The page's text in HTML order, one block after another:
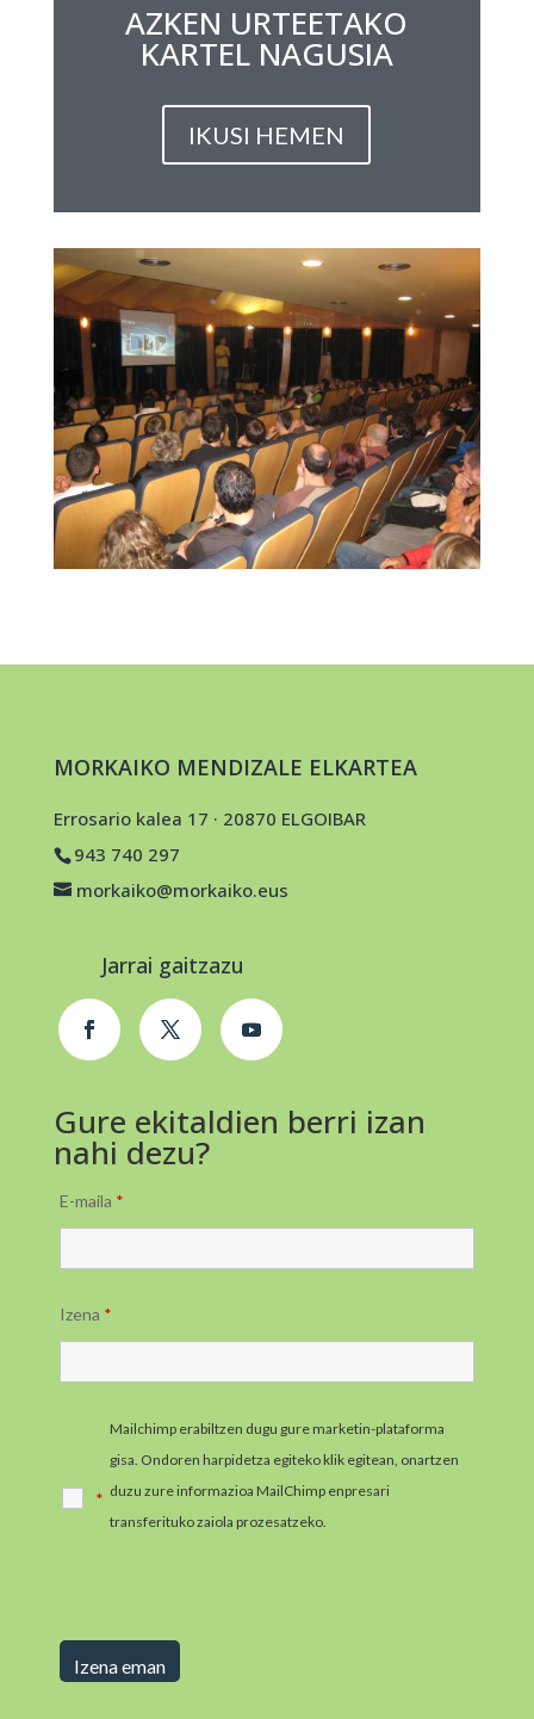
AZKEN URTEETAKO
KARTEL NAGUSIA
IKUSI HEMEN
MORKAIKO MENDIZALE ELKARTEA
Errosario kalea 17 · 20870 ELGOIBAR
943 740 297
morkaiko@morkaiko.eus
Jarrai gaitzazu
Gure ekitaldien berri izan
nahi dezu?
E-maila *
Izena *
*
Mailchimp erabiltzen dugu gure marketin-plataforma
gisa. Ondoren harpidetza egiteko klik egitean, onartzen
duzu zure informazioa MailChimp enpresari
transferituko zaiola prozesatzeko.